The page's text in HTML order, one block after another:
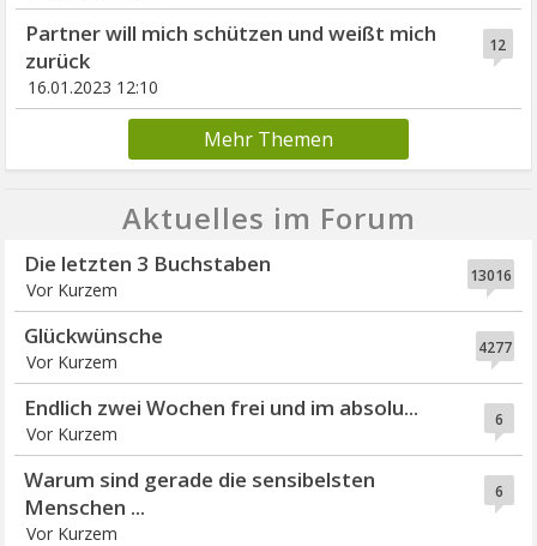
12
Partner will mich schützen und weißt mich
zurück
16.01.2023 12:10
Mehr Themen
Aktuelles im Forum
13016
Die letzten 3 Buchstaben
Vor Kurzem
4277
Glückwünsche
Vor Kurzem
6
Endlich zwei Wochen frei und im absolu...
Vor Kurzem
6
Warum sind gerade die sensibelsten
Menschen ...
Vor Kurzem